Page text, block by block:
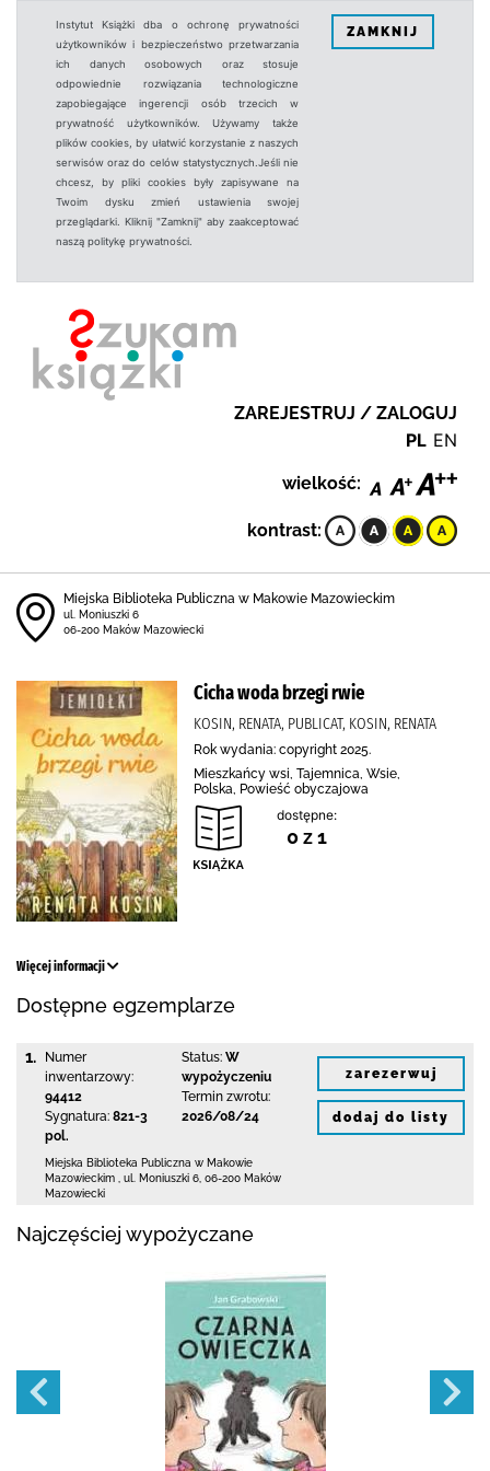
Instytut Książki dba o ochronę prywatności
użytkowników i bezpieczeństwo przetwarzania
ich danych osobowych oraz stosuje
odpowiednie rozwiązania technologiczne
zapobiegające ingerencji osób trzecich w
prywatność użytkowników. Używamy także
plików cookies, by ułatwić korzystanie z naszych
serwisów oraz do celów statystycznych.Jeśli nie
chcesz, by pliki cookies były zapisywane na
Twoim dysku zmień ustawienia swojej
przeglądarki. Kliknij "Zamknij" aby zaakceptować
naszą politykę prywatności.
ZAMKNIJ
ZAREJESTRUJ / ZALOGUJ
PL EN
wielkość:
kontrast:
Miejska Biblioteka Publiczna w Makowie Mazowieckim
ul. Moniuszki 6
06-200 Maków Mazowiecki
Cicha woda brzegi rwie
KOSIN, RENATA, PUBLICAT, KOSIN, RENATA
Rok wydania: copyright 2025.
Mieszkańcy wsi, Tajemnica, Wsie,
Polska, Powieść obyczajowa
dostępne:
0 z 1
Więcej informacji
Dostępne egzemplarze
1.
Numer
inwentarzowy:
94412
Sygnatura: 821-3
pol.
Status: W
wypożyczeniu
Termin zwrotu:
2026/08/24
Miejska Biblioteka Publiczna w Makowie
Mazowieckim
ul. Moniuszki 6 06-200 Maków
Mazowiecki
zarezerwuj
dodaj do listy
Najczęściej wypożyczane